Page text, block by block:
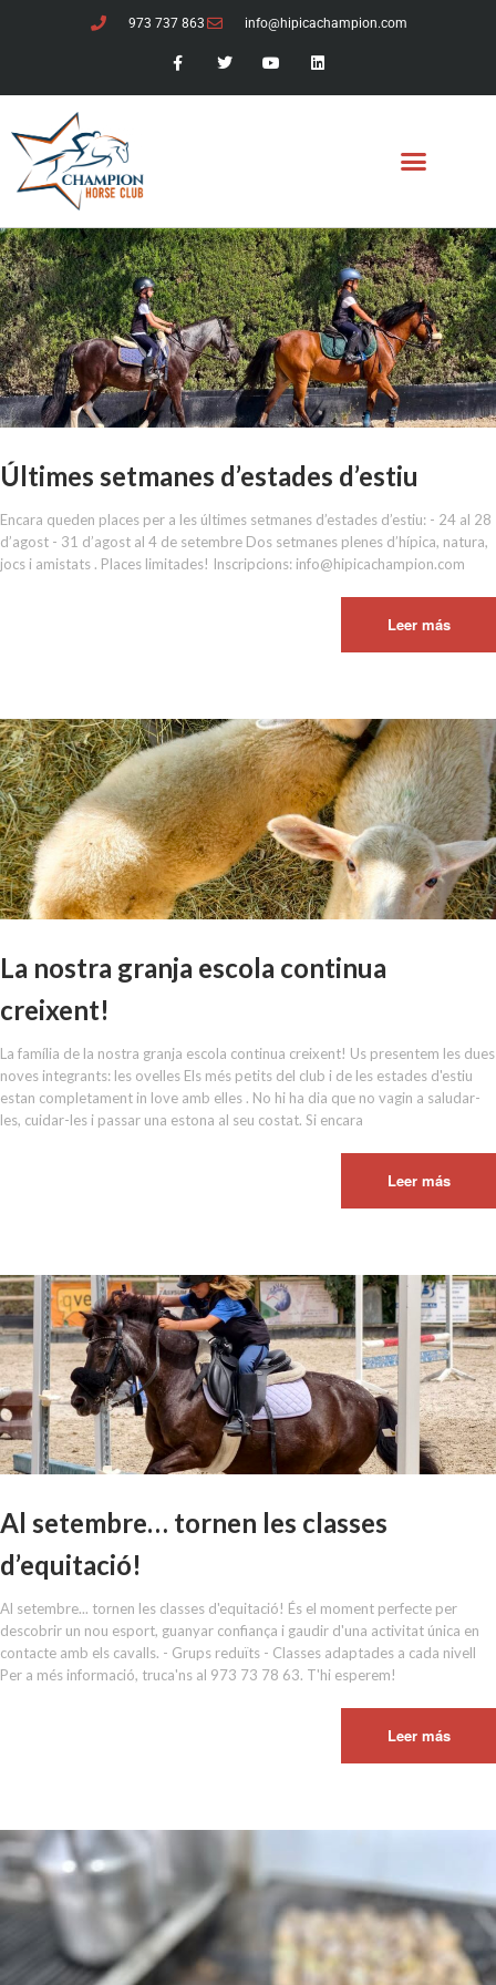
973 737 863 info@hipicachampion.com
Últimes setmanes d’estades d’estiu
Encara queden places per a les últimes setmanes d’estades d’estiu: - 24 al 28
d’agost - 31 d’agost al 4 de setembre Dos setmanes plenes d’hípica, natura,
jocs i amistats . Places limitades! Inscripcions: info@hipicachampion.com
Leer más
La nostra granja escola continua
creixent!
La família de la nostra granja escola continua creixent! Us presentem les dues
noves integrants: les ovelles Els més petits del club i de les estades d'estiu
estan completament in love amb elles . No hi ha dia que no vagin a saludar-
les, cuidar-les i passar una estona al seu costat. Si encara
Leer más
Al setembre… tornen les classes
d’equitació!
Al setembre... tornen les classes d'equitació! És el moment perfecte per
descobrir un nou esport, guanyar confiança i gaudir d'una activitat única en
contacte amb els cavalls. - Grups reduïts - Classes adaptades a cada nivell
Per a més informació, truca'ns al 973 73 78 63. T'hi esperem!
Leer más